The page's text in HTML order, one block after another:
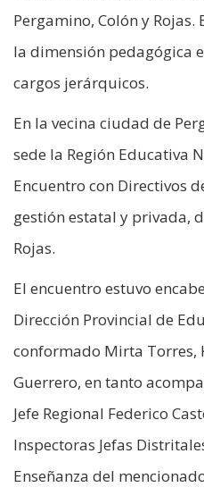
Pergamino, Colón y
la dimensión pedagógica
cargos jerárquicos.
En la vecina ciudad de
sede la Región Educativa
Encuentro con Directivos
gestión estatal y privada,
Rojas.
El encuentro estuvo
Dirección Provincial de
conformado Mirta Torres,
Guerrero, en tanto
Jefe Regional Federico
Inspectoras Jefas
Enseñanza del